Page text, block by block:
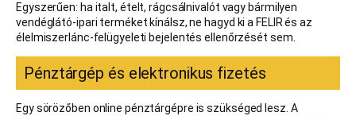
Egyszerűen: ha italt, ételt, rágcsálnivalót vagy bármilyen
vendéglátó-ipari terméket kínálsz, ne hagyd ki a FELIR és az
élelmiszerlánc-felügyeleti bejelentés ellenőrzését sem.
Pénztárgép és elektronikus fizetés
Egy sörözőben online pénztárgépre is szükséged lesz. A